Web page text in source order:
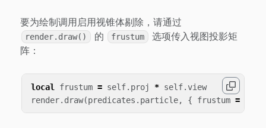
要为绘制调用启用视锥体剔除，请通过
render.draw() 的 frustum
选项传入视图投影矩
阵：
local frustum = self. proj * self.view
render. draw(predicates . particle, { frustum =